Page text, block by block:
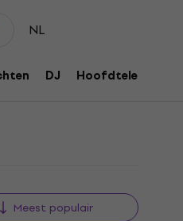
NL
DJ Hoofdtelefoons
Meest populair